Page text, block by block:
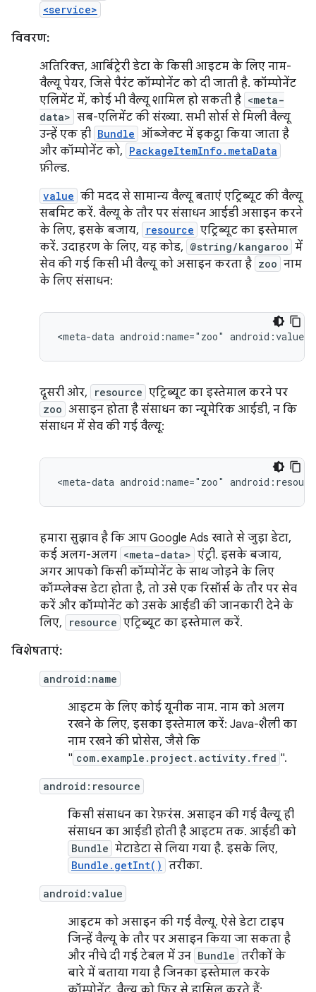
<service>
विवरण:
अतिरिक्त, आर्बिट्रेरी डेटा के किसी आइटम के लिए नाम-
वैल्यू पेयर, जिसे पैरंट कॉम्पोनेंट को दी जाती है. कॉम्पोनेंट
एलिमेंट में, कोई भी वैल्यू शामिल हो सकती है <meta-
data> सब-एलिमेंट की संख्या. सभी सोर्स से मिली वैल्यू
उन्हें एक ही Bundle ऑब्जेक्ट में इकट्ठा किया जाता है
और कॉम्पोनेंट को, PackageItemInfo.metaData
फ़ील्ड.
value की मदद से सामान्य वैल्यू बताएं एट्रिब्यूट की वैल्यू
सबमिट करें. वैल्यू के तौर पर संसाधन आईडी असाइन करने
के लिए, इसके बजाय,
resource एट्रिब्यूट का इस्तेमाल
करें. उदाहरण के लिए, यह कोड, @string/kangaroo में
सेव की गई किसी भी वैल्यू को असाइन करता है zoo नाम
के लिए संसाधन:
<meta-data android:name="zoo"
दूसरी ओर, resource एट्रिब्यूट का इस्तेमाल करने पर
zoo असाइन होता है संसाधन का न्यूमेरिक आईडी, न कि
संसाधन में सेव की गई वैल्यू:
<meta-data android:name="zoo"
हमारा सुझाव है कि आप Google Ads खाते से जुड़ा डेटा,
कई अलग-अलग <meta-data> एंट्री. इसके बजाय,
अगर आपको किसी कॉम्पोनेंट के साथ जोड़ने के लिए
कॉम्प्लेक्स डेटा होता है, तो उसे एक रिसॉर्स के तौर पर सेव
करें और कॉम्पोनेंट को उसके आईडी की जानकारी देने के
लिए,
resource एट्रिब्यूट का इस्तेमाल करें.
विशेषताएं:
android:name
आइटम के लिए कोई यूनीक नाम. नाम को अलग
रखने के लिए, इसका इस्तेमाल करें: Java-शैली का
नाम रखने की प्रोसेस, जैसे कि
" com.example.project.activity.fred ".
android:resource
किसी संसाधन का रेफ़रंस. असाइन की गई वैल्यू ही
संसाधन का आईडी होती है आइटम तक. आईडी को
Bundle मेटाडेटा से लिया गया है. इसके लिए,
Bundle.getInt() तरीका.
android:value
आइटम को असाइन की गई वैल्यू. ऐसे डेटा टाइप
जिन्हें वैल्यू के तौर पर असाइन किया जा सकता है
और नीचे दी गई टेबल में उन Bundle तरीकों के
बारे में बताया गया है जिनका इस्तेमाल करके